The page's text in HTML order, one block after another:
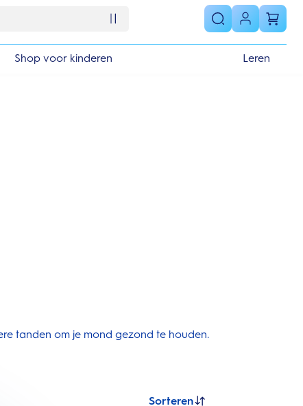
Shop voor kinderen Leren
tanden om je mond gezond te houden.
Sorteren